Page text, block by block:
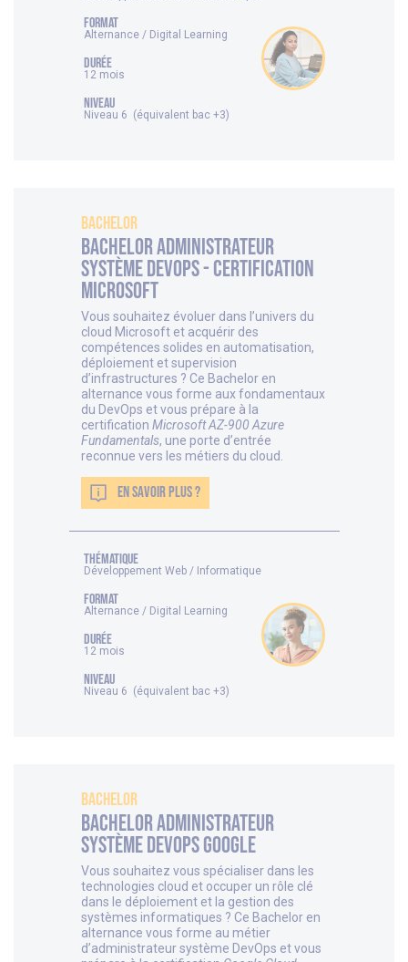
FORMAT
Alternance / Digital Learning
DURÉE
12 mois
NIVEAU
Niveau 6 (équivalent bac +3)
Bachelor
Bachelor Administrateur
Système DevOps - Certification
Microsoft
Vous souhaitez évoluer dans l’univers du
cloud Microsoft et acquérir des
compétences solides en automatisation,
déploiement et supervision
d’infrastructures ? Ce Bachelor en
alternance vous forme aux fondamentaux
du DevOps et vous prépare à la
certification Microsoft AZ-900 Azure
Fundamentals, une porte d’entrée
reconnue vers les métiers du cloud.
EN SAVOIR PLUS ?
thématique
Développement Web / Informatique
FORMAT
Alternance / Digital Learning
DURÉE
12 mois
NIVEAU
Niveau 6 (équivalent bac +3)
Bachelor
Bachelor Administrateur
Système DevOps Google
Vous souhaitez vous spécialiser dans les
technologies cloud et occuper un rôle clé
dans le déploiement et la gestion des
systèmes informatiques ? Ce Bachelor en
alternance vous forme au métier
d’administrateur système DevOps et vous